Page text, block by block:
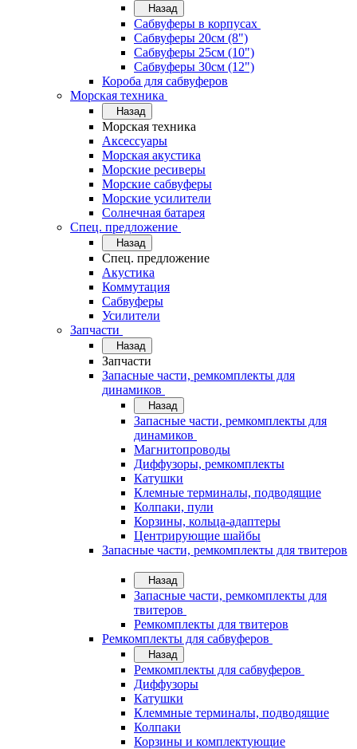
Назад
Сабвуферы в корпусах
Сабвуферы 20см (8")
Сабвуферы 25см (10")
Сабвуферы 30см (12")
Короба для сабвуферов
Морская техника
Назад
Морская техника
Аксессуары
Морская акустика
Морские ресиверы
Морские сабвуферы
Морские усилители
Солнечная батарея
Спец. предложение
Назад
Спец. предложение
Акустика
Коммутация
Сабвуферы
Усилители
Запчасти
Назад
Запчасти
Запасные части, ремкомплекты для
динамиков
Назад
Запасные части, ремкомплекты для
динамиков
Магнитопроводы
Диффузоры, ремкомплекты
Катушки
Клемные терминалы, подводящие
Колпаки, пули
Корзины, кольца-адаптеры
Центрирующие шайбы
Запасные части, ремкомплекты для твитеров
Назад
Запасные части, ремкомплекты для
твитеров
Ремкомплекты для твитеров
Ремкомплекты для сабвуферов
Назад
Ремкомплекты для сабвуферов
Диффузоры
Катушки
Клеммные терминалы, подводящие
Колпаки
Корзины и комплектующие